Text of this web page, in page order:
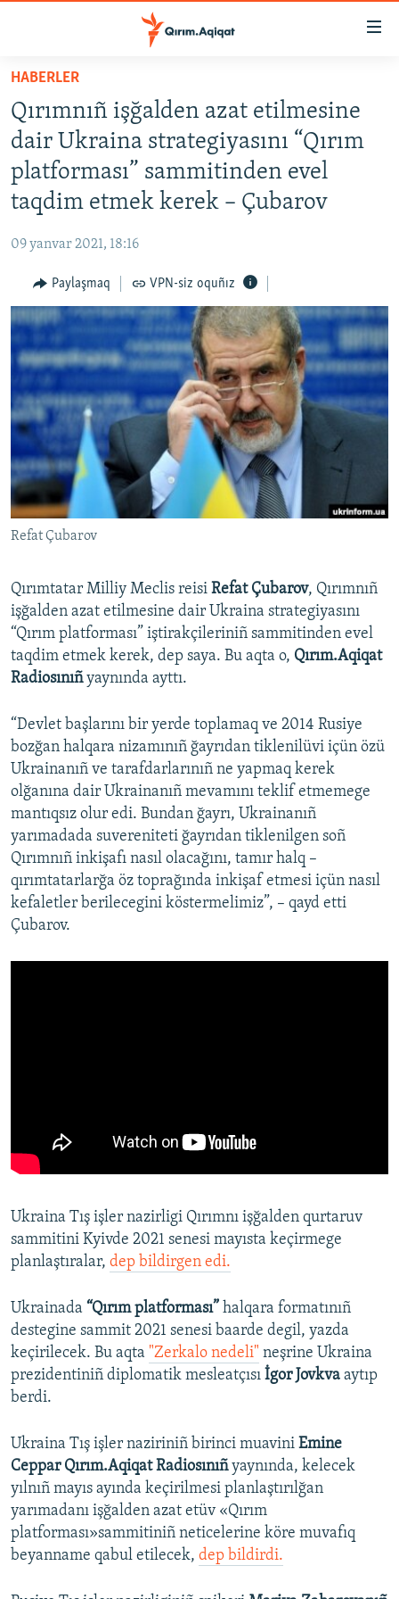
Esas
qaytmaq
Baş
navigatsiyağa
qaytmaq
Qıdıruvğa
SİYASET
İQTİSADİYAT
CEMİYET
İNSAN AQLARI
VİDEO
SÜRET
BLOGLAR
FİKİR
Русский
Українською
QOŞULIÑIZ!
RFE/RS bütün saytları
HABERLER
Qırımnıñ işğalden azat etilmesine
dair Ukraina strategiyasını “Qırım
platforması” sammitinden evel
taqdim etmek kerek – Çubarov
09 yanvar 2021, 18:16
Paylaşmaq VPN-siz oquñız
Refat Çubarov
Qırımtatar Milliy Meclis reisi Refat Çubarov, Qırımnıñ
işğalden azat etilmesine dair Ukraina strategiyasını
“Qırım platforması” iştirakçileriniñ sammitinden evel
taqdim etmek kerek, dep saya. Bu aqta o, Qırım.Aqiqat
Radiosınıñyaynında ayttı.
“Devlet başlarını bir yerde toplamaq ve 2014 Rusiye
bozğan halqara nizamınıñ ğayrıdan tiklenilüvi içün özü
Ukrainanıñ ve tarafdarlarınıñ ne yapmaq kerek
olğanına dair Ukrainanıñ mevamını teklif etmemege
mantıqsız olur edi. Bundan ğayrı, Ukrainanıñ
yarımadada suvereniteti ğayrıdan tiklenilgen soñ
Qırımnıñ inkişafı nasıl olacağını, tamır halq –
qırımtatarlarğa öz toprağında inkişaf etmesi içün nasıl
kefaletler berilecegini köstermelimiz”, – qayd etti
Çubarov.
Ukraina Tış işler nazirligi Qırımnı işğalden qurtaruv
sammitini Kyivde 2021 senesi mayısta keçirmege
planlaştıralar, dep bildirgen edi.
Ukrainada “Qırım platforması” halqara formatınıñ
destegine sammit 2021 senesi baarde degil, yazda
keçirilecek. Bu aqta "Zerkalo nedeli" neşrine Ukraina
prezidentiniñ diplomatik mesleatçısı İgor Jovkva aytıp
berdi.
Ukraina Tış işler naziriniñ birinci muavini Emine
Ceppar Qırım.Aqiqat Radiosınıñyaynında, kelecek
yılnıñ mayıs ayında keçirilmesi planlaştırılğan
yarımadanı işğalden azat etüv «Qırım
platforması»sammitiniñ neticelerine köre muvafıq
beyanname qabul etilecek, dep bildirdi.